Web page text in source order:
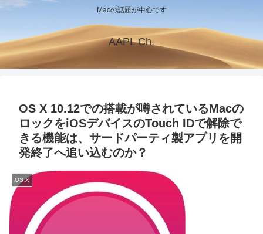
Macの話題が中心です
AAPL Ch.
OS X 10.12での搭載が噂されているMacの
ロックをiOSデバイスのTouch IDで解除で
きる機能は、サードパーティ製アプリを開
発終了へ追い込むのか？
OS X